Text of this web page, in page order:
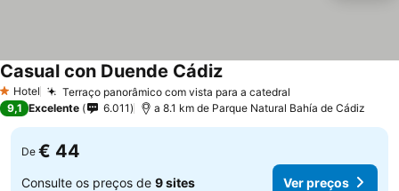
1 Estrelas
Hotel Terraço panorâmico com vista para a catedral
Casual con Duende Cádiz
9,1 Excelente 6.011 a 8.1 km de Parque Natural Bahía de Cádiz
De € 44
Consulte os preços de 9 sites Ver preços